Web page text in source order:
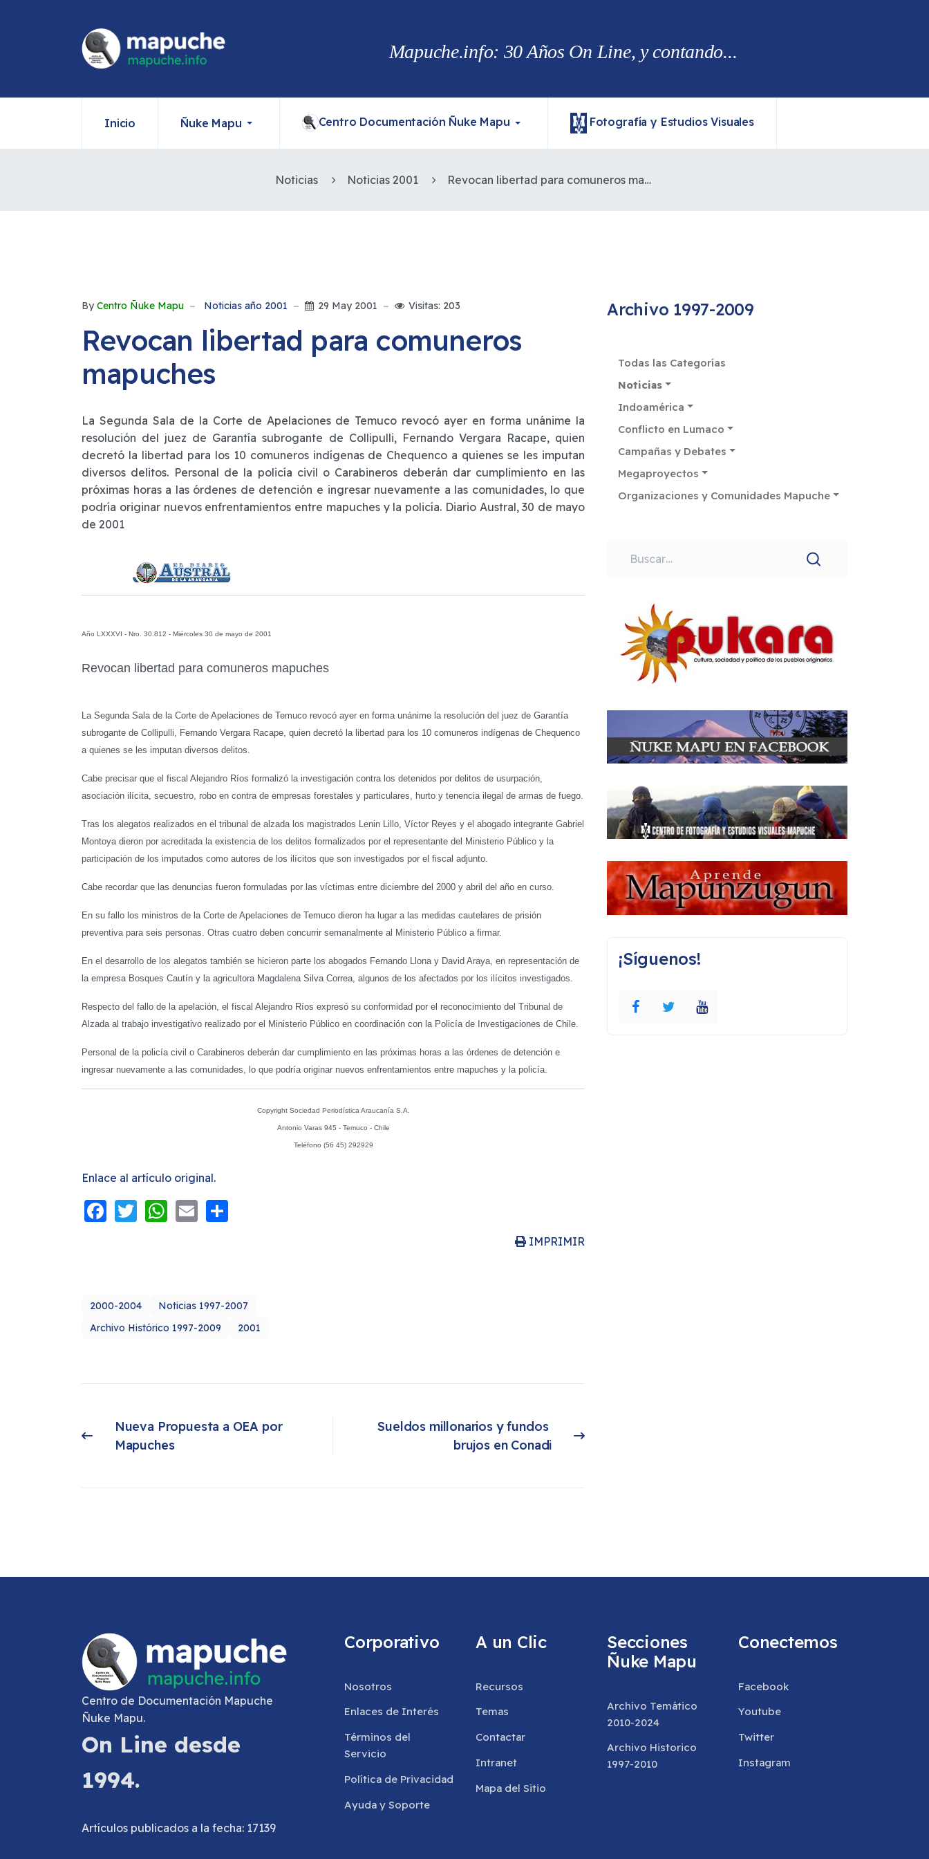
Mapuche.info: 30 Años On Line, y contando...
Inicio Ñuke Mapu Centro Documentación Ñuke Mapu Fotografía y Estudios Visuales
Noticias Noticias 2001 Revocan libertad para comuneros mapuches
By Centro Ñuke Mapu Noticias año 2001 29 May 2001 Visitas: 203
Revocan libertad para comuneros
mapuches
La Segunda Sala de la Corte de Apelaciones de Temuco revocó ayer en forma unánime la
resolución del juez de Garantía subrogante de Collipulli, Fernando Vergara Racape, quien
decretó la libertad para los 10 comuneros indígenas de Chequenco a quienes se les imputan
diversos delitos. Personal de la policía civil o Carabineros deberán dar cumplimiento en las
próximas horas a las órdenes de detención e ingresar nuevamente a las comunidades, lo que
podría originar nuevos enfrentamientos entre mapuches y la policía. Diario Austral, 30 de mayo
de 2001
Año LXXXVI - Nro. 30.812 - Miércoles 30 de mayo de 2001
Revocan libertad para comuneros mapuches
La Segunda Sala de la Corte de Apelaciones de Temuco revocó ayer en forma unánime la resolución del juez de Garantía
subrogante de Collipulli, Fernando Vergara Racape, quien decretó la libertad para los 10 comuneros indígenas de Chequenco
a quienes se les imputan diversos delitos.
Cabe precisar que el fiscal Alejandro Ríos formalizó la investigación contra los detenidos por delitos de usurpación,
asociación ilícita, secuestro, robo en contra de empresas forestales y particulares, hurto y tenencia ilegal de armas de fuego.
Tras los alegatos realizados en el tribunal de alzada los magistrados Lenin Lillo, Víctor Reyes y el abogado integrante Gabriel
Montoya dieron por acreditada la existencia de los delitos formalizados por el representante del Ministerio Público y la
participación de los imputados como autores de los ilícitos que son investigados por el fiscal adjunto.
Cabe recordar que las denuncias fueron formuladas por las víctimas entre diciembre del 2000 y abril del año en curso.
En su fallo los ministros de la Corte de Apelaciones de Temuco dieron ha lugar a las medidas cautelares de prisión
preventiva para seis personas. Otras cuatro deben concurrir semanalmente al Ministerio Público a firmar.
En el desarrollo de los alegatos también se hicieron parte los abogados Fernando Llona y David Araya, en representación de
la empresa Bosques Cautín y la agricultora Magdalena Silva Correa, algunos de los afectados por los ilícitos investigados.
Respecto del fallo de la apelación, el fiscal Alejandro Ríos expresó su conformidad por el reconocimiento del Tribunal de
Alzada al trabajo investigativo realizado por el Ministerio Público en coordinación con la Policía de Investigaciones de Chile.
Personal de la policía civil o Carabineros deberán dar cumplimiento en las próximas horas a las órdenes de detención e
ingresar nuevamente a las comunidades, lo que podría originar nuevos enfrentamientos entre mapuches y la policía.
Copyright Sociedad Periodística Araucanía S.A.
Antonio Varas 945 - Temuco - Chile
Teléfono (56 45) 292929
Enlace al artículo original.
Facebook
Twitter
WhatsApp
Email
IMPRIMIR
2000-2004
Noticias 1997-2007
Archivo Histórico 1997-2009
2001
Nueva Propuesta a OEA por
Mapuches
Sueldos millonarios y fundos
brujos en Conadi
Archivo 1997-2009
Todas las Categorías
Noticias
Indoamérica
Conflicto en Lumaco
Campañas y Debates
Megaproyectos
Organizaciones y Comunidades Mapuche
Buscar
¡Síguenos!
Centro de Documentación Mapuche
Ñuke Mapu.
On Line desde
1994.
Artículos publicados a la fecha: 17139
Corporativo
Nosotros
Enlaces de Interés
Términos del
Servicio
Política de Privacidad
Ayuda y Soporte
A un Clic
Recursos
Temas
Contactar
Intranet
Mapa del Sitio
Secciones
Ñuke Mapu
Archivo Temático
2010-2024
Archivo Historico
1997-2010
Conectemos
Facebook
Youtube
Twitter
Instagram